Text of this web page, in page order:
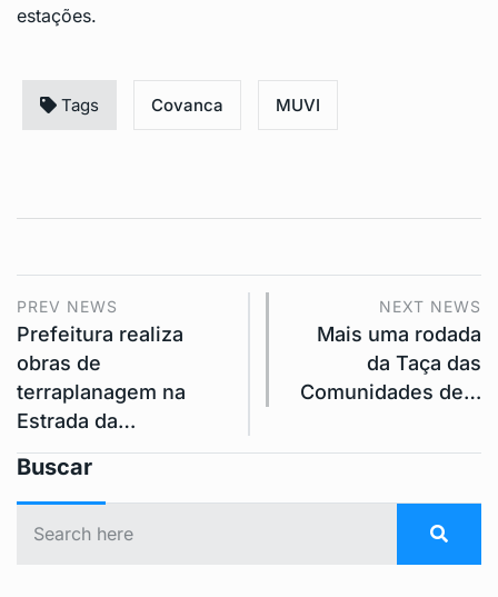
estações.
Tags Covanca MUVI
PREV NEWS
Prefeitura realiza
obras de
terraplanagem na
Estrada da…
NEXT NEWS
Mais uma rodada
da Taça das
Comunidades de…
Buscar